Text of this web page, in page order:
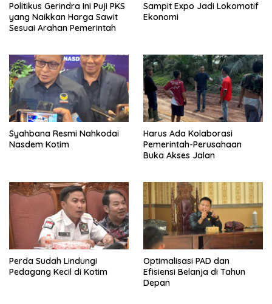
Politikus Gerindra Ini Puji PKS
yang Naikkan Harga Sawit
Sesuai Arahan Pemerintah
Sampit Expo Jadi Lokomotif
Ekonomi
Syahbana Resmi Nahkodai
Nasdem Kotim
Harus Ada Kolaborasi
Pemerintah-Perusahaan
Buka Akses Jalan
Perda Sudah Lindungi
Pedagang Kecil di Kotim
Optimalisasi PAD dan
Efisiensi Belanja di Tahun
Depan